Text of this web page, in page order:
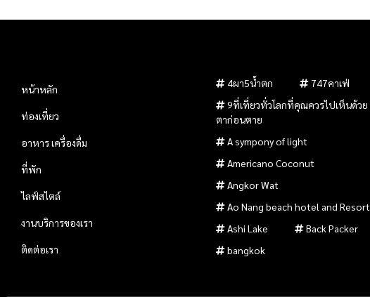
หน้าหลัก
ท่องเที่ยว
อาหาร เครื่องดื่ม
ที่พัก
ไลฟ์สไตล์
งานบริการของเรา
ติดต่อเรา
4ผา5น้ำตก
747คาเฟ่
9ที่เที่ยวทั่วโลกที่คุณควรไปเห็นด้วย
ตาก่อนตาย
A sympony of light
Americano Coconut
Angkor Wat
Ao Nang beach hotel and Resort
Ashi Lake
Back Packer
bangkok